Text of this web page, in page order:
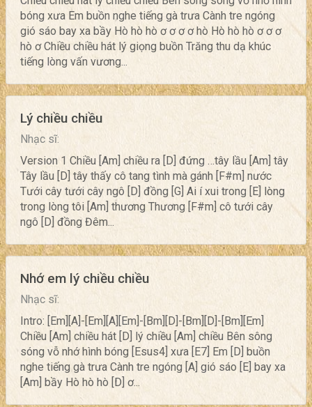
bóng xưa Em buồn nghe tiếng gà trưa Cành tre ngóng
gió sáo bay xa bầy Hò hò hò ơ ơ ơ ơ hò Hò hò hò ơ ơ ơ
hò ơ Chiều chiều hát lý giọng buồn Trăng thu dạ khúc
tiếng lòng vấn vương...
Lý chiều chiều
Nhạc sĩ:
Version 1 Chiều [Am] chiều ra [D] đứng …tây lầu [Am] tây
Tây lầu [D] tây thấy cô tang tình mà gánh [F#m] nước
Tưới cây tưới cây ngô [D] đồng [G] Ai í xui trong [E] lòng
trong lòng tôi [Am] thương Thương [F#m] cô tưới cây
ngô [D] đồng Đêm...
Nhớ em lý chiều chiều
Nhạc sĩ:
Intro: [Em][A]-[Em][A][Em]-[Bm][D]-[Bm][D]-[Bm][Em]
Chiều [Am] chiều hát [D] lý chiều [Am] chiều Bên sông
sóng vỗ nhớ hình bóng [Esus4] xưa [E7] Em [D] buồn
nghe tiếng gà trưa Cành tre ngóng [A] gió sáo [E] bay xa
[Am] bầy Hò hò hò [D] ơ...